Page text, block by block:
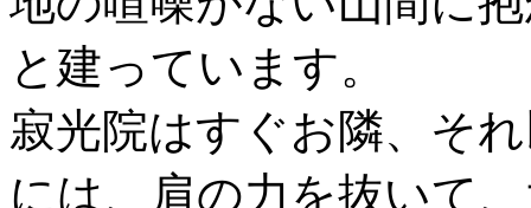
と建っています。
寂光院はすぐお隣、そ
には、肩の力を抜いて